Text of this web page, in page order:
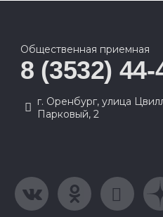
Общественная приемная
8 (3532) 44-
г. Оренбург, улица
Парковый, 2